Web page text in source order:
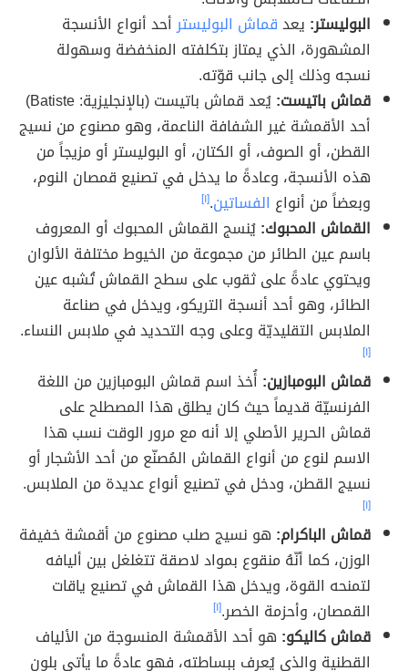
البوليستر: يعدقماش البوليسترأحد أنواع الأنسجة
المشهورة، الذي يمتاز بتكلفته المنخفضة وسهولة
نسجه وذلك إلى جانب قوّته.
قماش باتيست:
يُعد قماش باتيست (بالإنجليزية: Batiste)
أحد الأقمشة غير الشفافة الناعمة، وهو مصنوع من نسيج
القطن، أو الصوف، أو الكتان، أو البوليستر أو مزيجاً من
هذه الأنسجة، وعادةً ما يدخل في تصنيع قمصان النوم،
وبعضاً من أنواع الفساتين.[١]
القماش المحبوك:يُنسج القماش المحبوك أو المعروف
باسم عين الطائر من مجموعة من الخيوط مختلفة الألوان
ويحتوي عادةً على ثقوب على سطح القماش تُشبه عين
الطائر، وهو أحد أنسجة التريكو، ويدخل في صناعة
الملابس التقليديّة وعلى وجه التحديد في ملابس النساء.
[١]
قماش البومبازين: أُخذ اسم قماش البومبازين من اللغة
الفرنسيّة قديماً حيث كان يطلق هذا المصطلح على
قماش الحرير الأصلي إلا أنه مع مرور الوقت نسب هذا
الاسم لنوع من أنواع القماش المُصنّع من أحد الأشجار أو
نسيج القطن، ودخل في تصنيع أنواع عديدة من الملابس.
[١]
قماش الباكرام: هو نسيج صلب مصنوع من أقمشة خفيفة
الوزن، كما أنّهُ منقوع بمواد لاصقة تتغلغل بين أليافه
لتمنحه القوة، ويدخل هذا القماش في تصنيع ياقات
القمصان، وأحزمة الخصر.[١]
قماش كاليكو: هو أحد الأقمشة المنسوجة من الألياف
القطنية والذي يُعرف ببساطته، فهو عادةً ما يأتي بلون